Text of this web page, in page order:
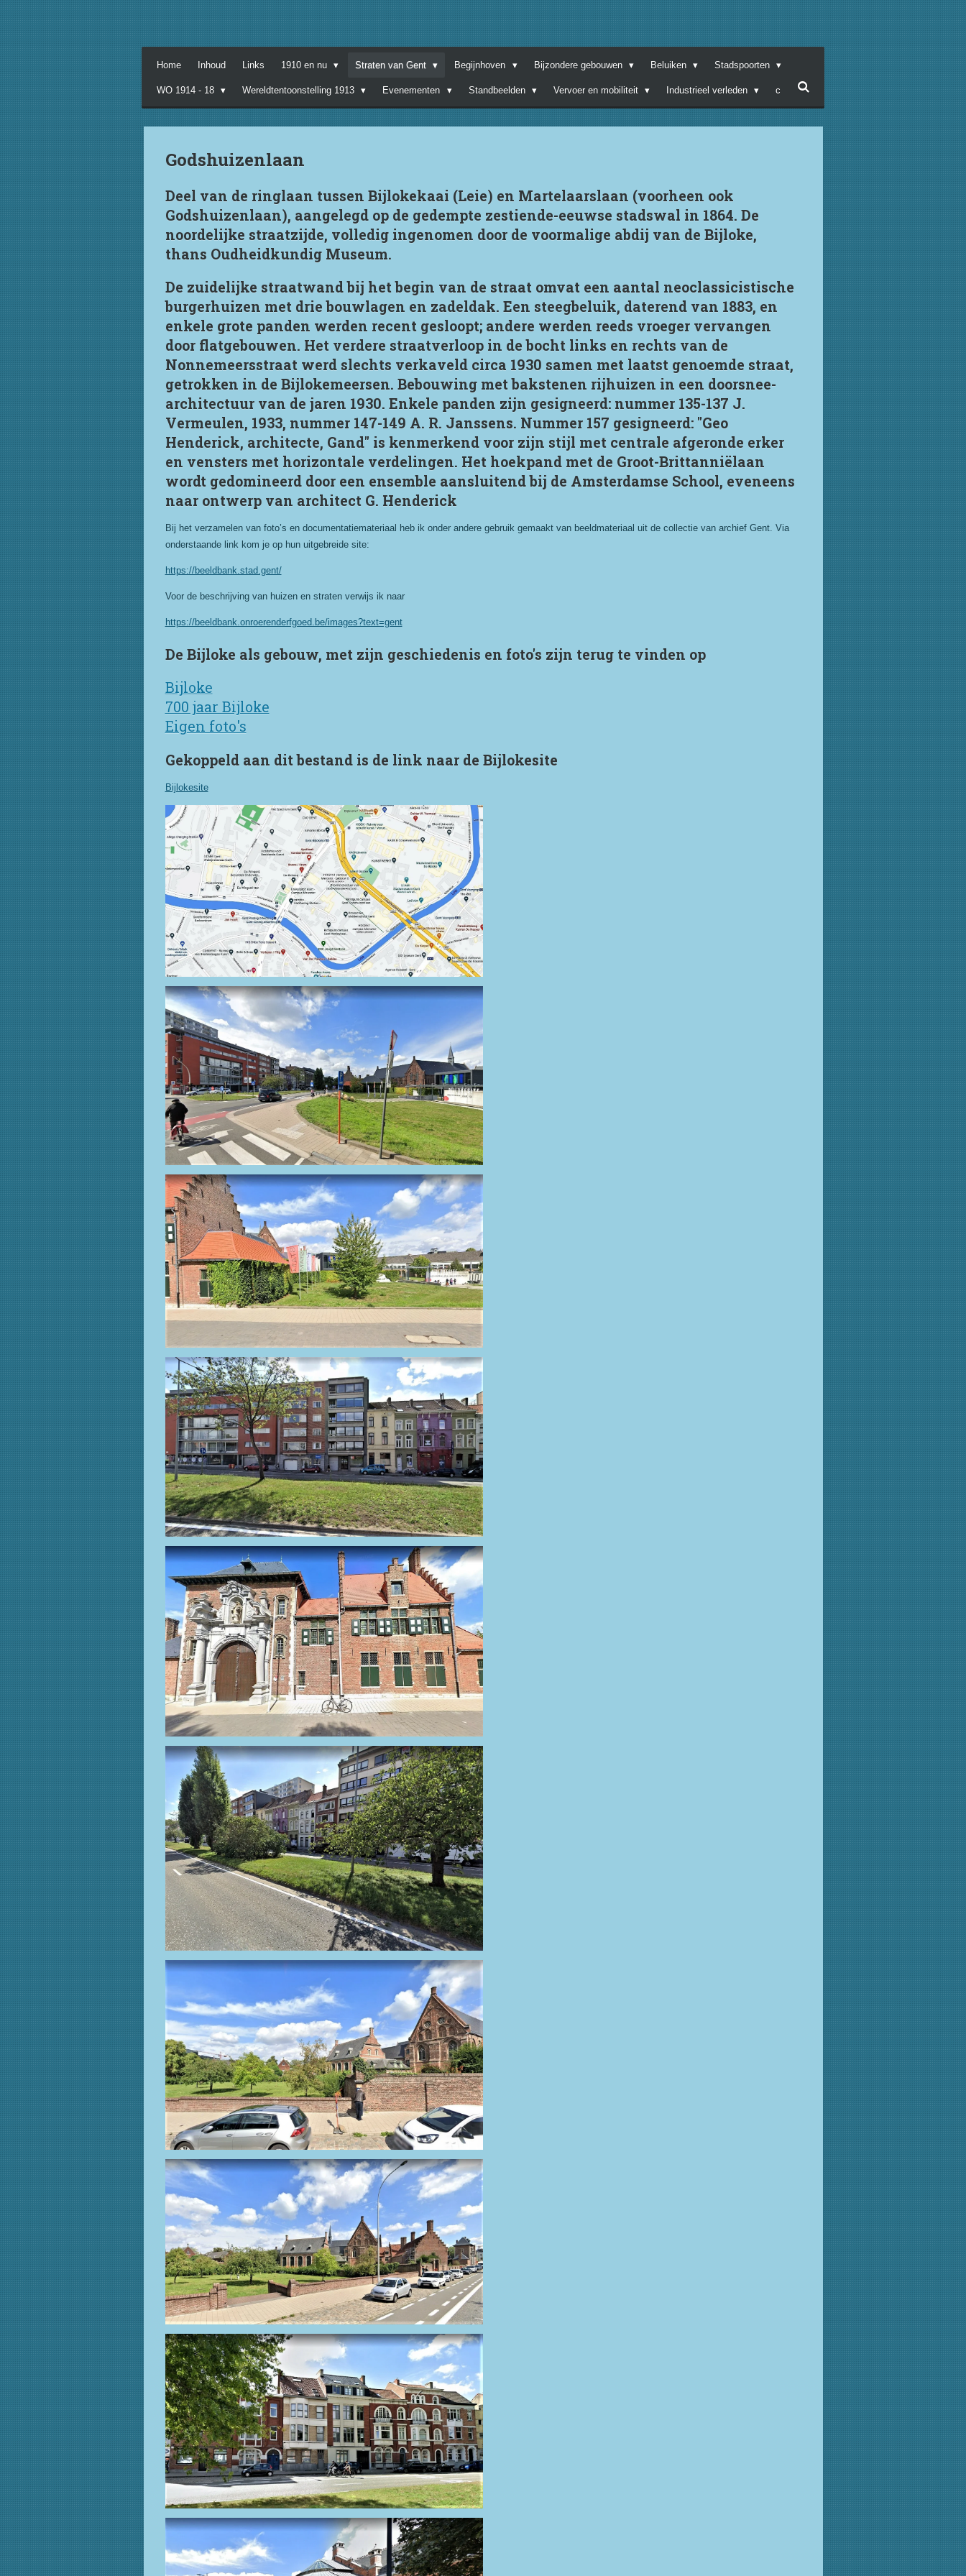
Home Inhoud Links 1910 en nu Straten van Gent Begijnhoven Bijzondere gebouwen Beluiken Stadspoorten
WO 1914 - 18 Wereldtentoonstelling 1913 Evenementen Standbeelden Vervoer en mobiliteit Industrieel verleden c
Godshuizenlaan
Deel van de ringlaan tussen Bijlokekaai (Leie) en Martelaarslaan (voorheen ook
Godshuizenlaan), aangelegd op de gedempte zestiende-eeuwse stadswal in 1864. De
noordelijke straatzijde, volledig ingenomen door de voormalige abdij van de Bijloke,
thans Oudheidkundig Museum.
De zuidelijke straatwand bij het begin van de straat omvat een aantal neoclassicistische
burgerhuizen met drie bouwlagen en zadeldak. Een steegbeluik, daterend van 1883, en
enkele grote panden werden recent gesloopt; andere werden reeds vroeger vervangen
door flatgebouwen. Het verdere straatverloop in de bocht links en rechts van de
Nonnemeersstraat werd slechts verkaveld circa 1930 samen met laatst genoemde straat,
getrokken in de Bijlokemeersen. Bebouwing met bakstenen rijhuizen in een doorsnee-
architectuur van de jaren 1930. Enkele panden zijn gesigneerd: nummer 135-137 J.
Vermeulen, 1933, nummer 147-149 A. R. Janssens. Nummer 157 gesigneerd: "Geo
Henderick, architecte, Gand" is kenmerkend voor zijn stijl met centrale afgeronde erker
en vensters met horizontale verdelingen. Het hoekpand met de Groot-Brittanniëlaan
wordt gedomineerd door een ensemble aansluitend bij de Amsterdamse School, eveneens
naar ontwerp van architect G. Henderick
Bij het verzamelen van foto’s en documentatiemateriaal heb ik onder andere gebruik gemaakt van beeldmateriaal uit de collectie van archief Gent. Via
onderstaande link kom je op hun uitgebreide site:
https://beeldbank.stad.gent/
Voor de beschrijving van huizen en straten verwijs ik naar
https://beeldbank.onroerenderfgoed.be/images?text=gent
De Bijloke als gebouw, met zijn geschiedenis en foto's zijn terug te vinden op
Bijloke
700 jaar Bijloke
Eigen foto's
Gekoppeld aan dit bestand is de link naar de Bijlokesite
Bijlokesite